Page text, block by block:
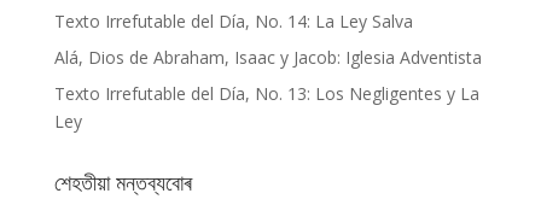
Texto Irrefutable del Día, No. 14: La Ley Salva
Alá, Dios de Abraham, Isaac y Jacob: Iglesia Adventista
Texto Irrefutable del Día, No. 13: Los Negligentes y La
Ley
শেহতীয়া মন্তব্যবোৰ